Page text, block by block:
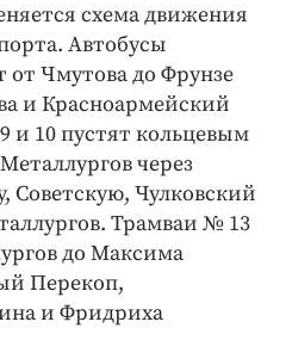
схема движения
Автобусы
Чмутова до Фрунзе
и Красноармейский
и 10 пустят кольцевым
через
Советскую, Чулковский
Трамваи № 13
до Максима
Перекоп,
и Фридриха